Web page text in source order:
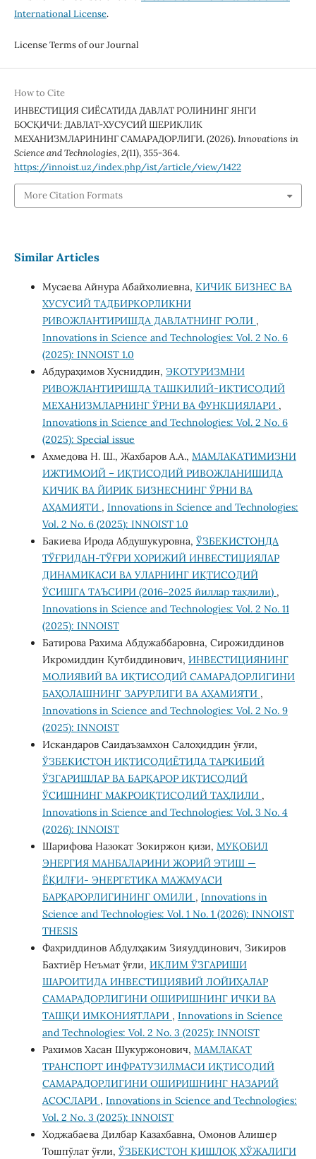
International License.
License Terms of our Journal
How to Cite
ИНВЕСТИЦИЯ СИЁСАТИДА ДАВЛАТ РОЛИНИНГ ЯНГИ
БОСҚИЧИ: ДАВЛАТ-ХУСУСИЙ ШЕРИКЛИК
МЕХАНИЗМЛАРИНИНГ САМАРАДОРЛИГИ. (2026).Innovations in
Science and Technologies,2(11), 355-364.
https://innoist.uz/index.php/ist/article/view/1422
More Citation Formats
Similar Articles
Мусаева Айнура Абайхолиевна, КИЧИК БИЗНЕС ВА
ХУСУСИЙ ТАДБИРКОРЛИКНИ
РИВОЖЛАНТИРИШДА ДАВЛАТНИНГ РОЛИ ,
Innovations in Science and Technologies: Vol. 2 No. 6
(2025): INNOIST 1.0
Абдураҳимов Хусниддин, ЭКОТУРИЗМНИ
РИВОЖЛАНТИРИШДА ТАШКИЛИЙ-ИҚТИСОДИЙ
МЕХАНИЗМЛАРНИНГ ЎРНИ ВА ФУНКЦИЯЛАРИ ,
Innovations in Science and Technologies: Vol. 2 No. 6
(2025): Special issue
Ахмедова Н. Ш., Жахбаров А.А., МАМЛАКАТИМИЗНИ
ИЖТИМОИЙ – ИҚТИСОДИЙ РИВОЖЛАНИШИДА
КИЧИК ВА ЙИРИК БИЗНЕСНИНГ ЎРНИ ВА
АҲАМИЯТИ , Innovations in Science and Technologies:
Vol. 2 No. 6 (2025): INNOIST 1.0
Бакиева Ирода Абдушукуровна, ЎЗБЕКИСТОНДА
ТЎҒРИДАН-ТЎҒРИ ХОРИЖИЙ ИНВЕСТИЦИЯЛАР
ДИНАМИКАСИ ВА УЛАРНИНГ ИҚТИСОДИЙ
ЎСИШГА ТАЪСИРИ (2016–2025 йиллар таҳлили) ,
Innovations in Science and Technologies: Vol. 2 No. 11
(2025): INNOIST
Батирова Рахима Абдужаббаровна, Сирожиддинов
Икромиддин Қутбиддинович, ИНВЕСТИЦИЯНИНГ
МОЛИЯВИЙ ВА ИҚТИСОДИЙ САМАРАДОРЛИГИНИ
БАҲОЛАШНИНГ ЗАРУРЛИГИ ВА АҲАМИЯТИ ,
Innovations in Science and Technologies: Vol. 2 No. 9
(2025): INNOIST
Искандаров Саидаъзамхон Салоҳиддин ўғли,
ЎЗБЕКИСТОН ИҚТИСОДИЁТИДА ТАРКИБИЙ
ЎЗГАРИШЛАР ВА БАРҚАРОР ИҚТИСОДИЙ
ЎСИШНИНГ МАКРОИҚТИСОДИЙ ТАҲЛИЛИ ,
Innovations in Science and Technologies: Vol. 3 No. 4
(2026): INNOIST
Шарифова Назокат Зокиржон қизи, МУҚОБИЛ
ЭНЕРГИЯ МАНБАЛАРИНИ ЖОРИЙ ЭТИШ —
ЁҚИЛҒИ- ЭНЕРГЕТИКА МАЖМУАСИ
БАРҚАРОРЛИГИНИНГ ОМИЛИ , Innovations in
Science and Technologies: Vol. 1 No. 1 (2026): INNOIST
THESIS
Фахриддинов Абдулҳаким Зияуддинович, Зикиров
Бахтиёр Неъмат ўғли, ИҚЛИМ ЎЗГАРИШИ
ШАРОИТИДА ИНВЕСТИЦИЯВИЙ ЛОЙИҲАЛАР
САМАРАДОРЛИГИНИ ОШИРИШНИНГ ИЧКИ ВА
ТАШҚИ ИМКОНИЯТЛАРИ , Innovations in Science
and Technologies: Vol. 2 No. 3 (2025): INNOIST
Рахимов Хасан Шукуржонович, МАМЛАКАТ
ТРАНСПОРТ ИНФРАТУЗИЛМАСИ ИҚТИСОДИЙ
САМАРАДОРЛИГИНИ ОШИРИШНИНГ НАЗАРИЙ
АСОСЛАРИ , Innovations in Science and Technologies:
Vol. 2 No. 3 (2025): INNOIST
Ходжабаева Дилбар Казахбавна, Омонов Алишер
Тошпўлат ўғли, ЎЗБЕКИСТОН ҚИШЛОҚ ХЎЖАЛИГИ